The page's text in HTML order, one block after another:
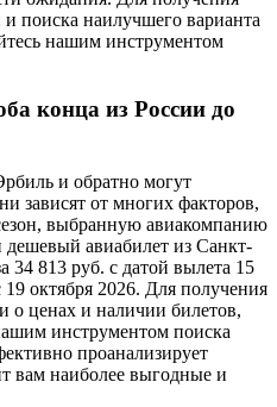
поиска наилучшего варианта
нашим инструментом
конца из России до
и обратно могут
зависят от многих факторов,
выбранную авиакомпанию
авиабилет из Санкт-
34 813 руб. с датой вылета 15
октября 2026. Для получения
о ценах и наличии билетов,
инструментом поиска
проанализирует
вам наиболее выгодные и